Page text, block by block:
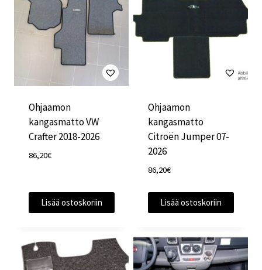
Ohjaamon
kangasmatto VW
Crafter 2018-2026
86,20€
Lisää ostoskoriin
Ohjaamon
kangasmatto
Citroën Jumper 07-
2026
86,20€
Lisää ostoskoriin